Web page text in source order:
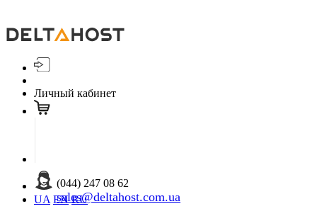
Личный кабинет
(044) 247 08 62
sales@deltahost.com.ua
UA EN RU